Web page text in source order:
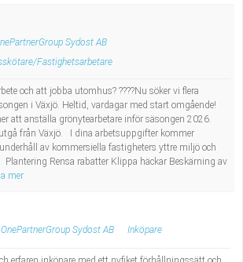
Sydost AB
Fastighetsarbetare
och att jobba utomhus? ????Nu söker vi flera
i Växjö. Heltid, vardagar med start omgående!
att anställa grönytearbetare inför säsongen 2026.
från Växjö. I dina arbetsuppgifter kommer
av kommersiella fastigheters yttre miljö och
Plantering Rensa rabatter Klippa häckar Beskärning av
mer
OnePartnerGroup Sydost AB Inköpare